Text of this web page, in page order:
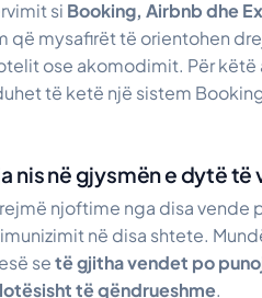
si Booking, Airbnb dhe
që mysafirët të orientohen
ose akomodimit. Për
të ketë një sistem
nis në gjysmën e dytë të
njoftime nga disa vende
në disa shtete.
setë gjitha vendet po
të qëndrueshme.